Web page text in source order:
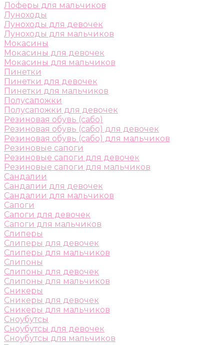
Лоферы для мальчиков
Луноходы
Луноходы для девочек
Луноходы для мальчиков
Мокасины
Мокасины для девочек
Мокасины для мальчиков
Пинетки
Пинетки для девочек
Пинетки для мальчиков
Полусапожки
Полусапожки для девочек
Резиновая обувь (сабо)
Резиновая обувь (сабо) для девочек
Резиновая обувь (сабо) для мальчиков
Резиновые сапоги
Резиновые сапоги для девочек
Резиновые сапоги для мальчиков
Сандалии
Сандалии для девочек
Сандалии для мальчиков
Сапоги
Сапоги для девочек
Сапоги для мальчиков
Слиперы
Слиперы для девочек
Слиперы для мальчиков
Слипоны
Слипоны для девочек
Слипоны для мальчиков
Сникеры
Сникеры для девочек
Сникеры для мальчиков
Сноубутсы
Сноубутсы для девочек
Сноубутсы для мальчиков